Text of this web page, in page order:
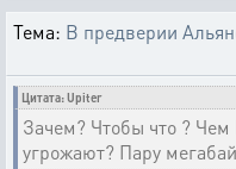
Тема: В предверии
Цитата: Upiter
Зачем? Чтобы что ?
угрожают? Пару